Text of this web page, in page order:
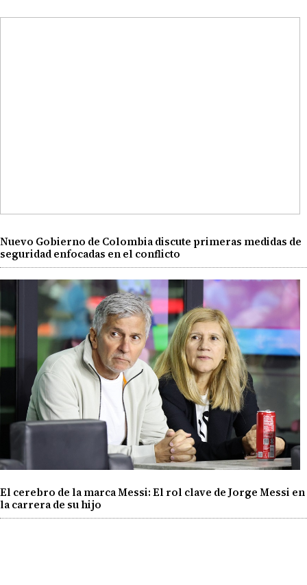
Nuevo Gobierno de Colombia discute primeras medidas de
seguridad enfocadas en el conflicto
El cerebro de la marca Messi: El rol clave de Jorge Messi en
la carrera de su hijo